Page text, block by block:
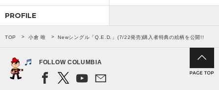
PROFILE
TOP 小倉 唯 Newシングル「Q.E.D.」(7/22発売)購入者特典の絵柄を公開!!
FOLLOW COLUMBIA